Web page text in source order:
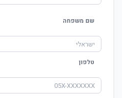
שם משפחה
טלפון